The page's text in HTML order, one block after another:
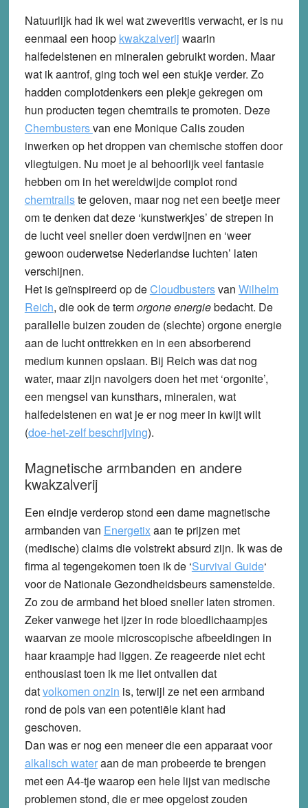
Natuurlijk had ik wel wat zweveritis verwacht, er is nu
eenmaal een hoop kwakzalverij waarin
halfedelstenen en mineralen gebruikt worden. Maar
wat ik aantrof, ging toch wel een stukje verder. Zo
hadden complotdenkers een plekje gekregen om
hun producten tegen chemtrails te promoten. Deze
Chembustersvan ene Monique Calis zouden
inwerken op het droppen van chemische stoffen door
vliegtuigen. Nu moet je al behoorlijk veel fantasie
hebben om in het wereldwijde complot rond
chemtrailste geloven, maar nog net een beetje meer
om te denken dat deze ‘kunstwerkjes’ de strepen in
de lucht veel sneller doen verdwijnen en ‘weer
gewoon ouderwetse Nederlandse luchten’ laten
verschijnen.
Het is geïnspireerd op deCloudbustersvan Wilhelm
Reich, die ook de termorgone energiebedacht. De
parallelle buizen zouden de (slechte) orgone energie
aan de lucht onttrekken en in een absorberend
medium kunnen opslaan. Bij Reich was dat nog
water, maar zijn navolgers doen het met ‘orgonite’,
een mengsel van kunsthars, mineralen, wat
halfedelstenen en wat je er nog meer in kwijt wilt
(doe-het-zelf beschrijving).
Magnetische armbanden en andere
kwakzalverij
Een eindje verderop stond een dame magnetische
armbanden van Energetixaan te prijzen met
(medische) claims die volstrekt absurd zijn. Ik was de
firma al tegengekomen toen ik de ‘Survival Guide‘
voor de Nationale Gezondheidsbeurs samenstelde.
Zo zou de armband het bloed sneller laten stromen.
Zeker vanwege het ijzer in rode bloedlichaampjes
waarvan ze mooie microscopische afbeeldingen in
haar kraampje had liggen. Ze reageerde niet echt
enthousiast toen ik me liet ontvallen dat
datvolkomen onzin is, terwijl ze net een armband
rond de pols van een potentiële klant had
geschoven.
Dan was er nog een meneer die een apparaat voor
alkalisch wateraan de man probeerde te brengen
met een A4-tje waarop een hele lijst van medische
problemen stond, die er mee opgelost zouden